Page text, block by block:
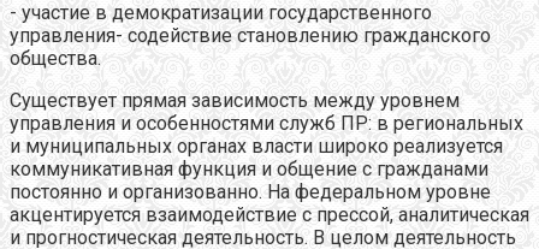
- участие в демократизации государственного
управления- содействие становлению гражданского
общества.
Существует прямая зависимость между уровнем
управления и особенностями служб ПР: в региональных
и муниципальных органах власти широко реализуется
коммуникативная функция и общение с гражданами
постоянно и организованно. На федеральном уровне
акцентируется взаимодействие с прессой, аналитическая
и прогностическая деятельность. В целом деятельность